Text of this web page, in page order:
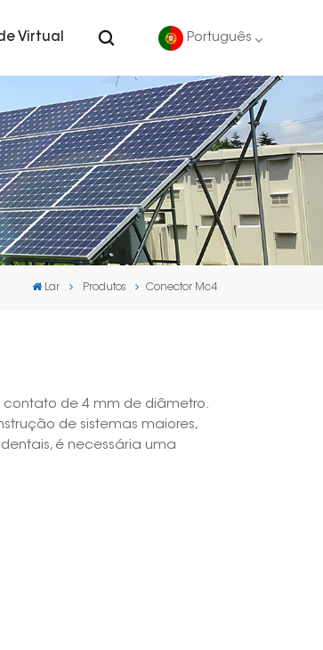
Virtual Português
English
Deutsch
español
português
Lar Produtos Conector Mc4
contato de 4 mm de diâmetro.
de sistemas maiores,
é necessária uma